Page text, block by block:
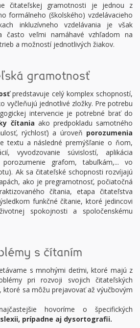
čitateľskej gramotnosti je jednou z
formálneho (školského) vzdelávacieho
inkluzívneho vzdelávania je však
často veľmi namáhavé vzhľadom na
a možností jednotlivých žiakov.
gramotnosť
predstavuje celý komplex schopností,
vyčleňujú jednotlivé zložky. Pre potrebu
intervencie je potrebné brať do
čítania ako predpokladu samotného
rýchlosť) a úroveň porozumenia
textu a následné premýšľanie o ňom,
vyvodzovanie súvislostí, aplikácia
porozumenie grafom, tabuľkám,... vo
Ak sa čitateľské schopnosti rozvíjajú
ako je pregramotnosť, počiatočná
čítania, etapa čitateľstva
funkčné čítanie, ktoré jedincovi
spokojnosti a spoločenskému
s čítaním
s mnohými deťmi, ktoré majú z
pri rozvoji svojich čitateľských
ktoré sa môžu prejavovať až výučbovým
hovoríme o špecifických
prípadne aj dysortografii.